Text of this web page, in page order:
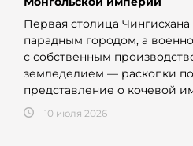
Первая столица Чингисхана
парадным городом, а
с собственным
земледелием — раскопки
представление о кочевой
10 июля 2026